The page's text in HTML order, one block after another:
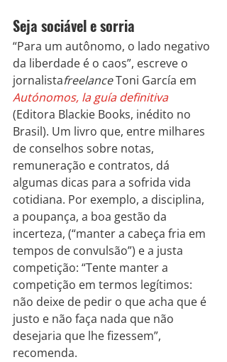
Seja sociável e sorria
“Para um autônomo, o lado negativo
da liberdade é o caos”, escreve o
jornalistafreelance Toni García em
Autónomos, la guía definitiva
(Editora Blackie Books, inédito no
Brasil). Um livro que, entre milhares
de conselhos sobre notas,
remuneração e contratos, dá
algumas dicas para a sofrida vida
cotidiana. Por exemplo, a disciplina,
a poupança, a boa gestão da
incerteza, (“manter a cabeça fria em
tempos de convulsão”) e a justa
competição: “Tente manter a
competição em termos legítimos:
não deixe de pedir o que acha que é
justo e não faça nada que não
desejaria que lhe fizessem”,
recomenda.